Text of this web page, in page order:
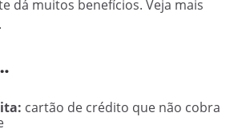
dá muitos benefícios. Veja mais
cartão de crédito que não cobra